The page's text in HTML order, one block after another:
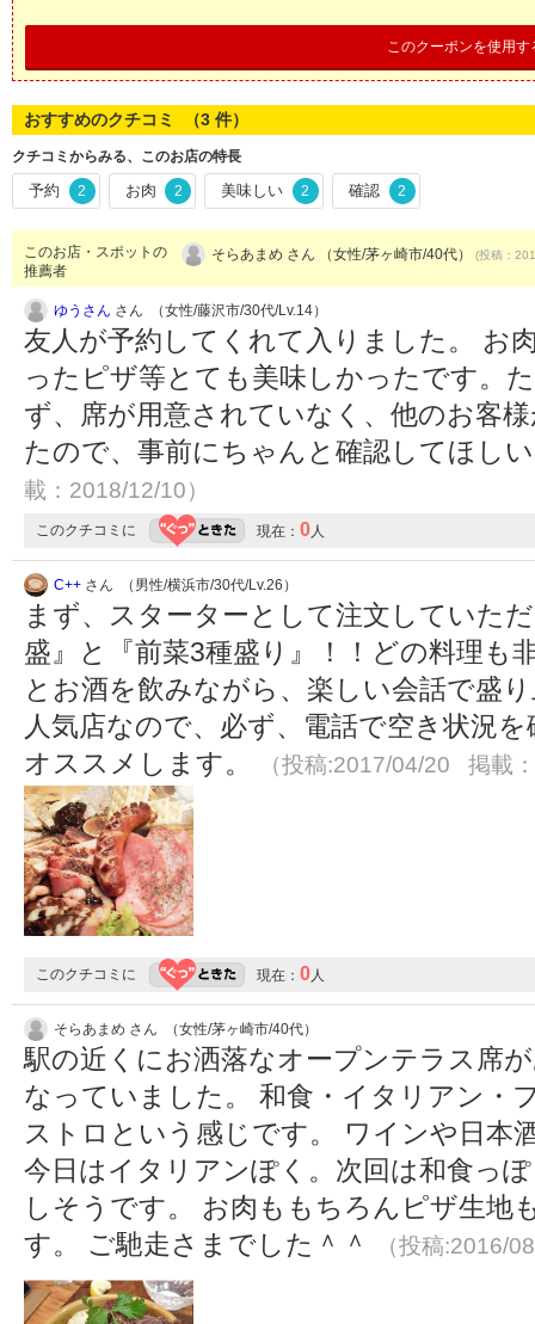
このクーポンを使用す
おすすめのクチコミ （3 件）
クチコミからみる、このお店の特長
予約 2 お肉 2 美味しい 2 確認 2
このお店・スポットの
推薦者
そらあまめ さん （女性/茅ヶ崎市/40代） (投稿：
ゆうさん さん （女性/藤沢市/30代/Lv.14）
友人が予約してくれて入りました。 お
ったピザ等とても美味しかったです。
ず、席が用意されていなく、他のお客
たので、事前にちゃんと確認してほし
載：2018/12/10）
このクチコミに 現在： 0 人
C++ さん （男性/横浜市/30代/Lv.26）
まず、スターターとして注文していた
盛』と『前菜3種盛り』！！どの料理も
とお酒を飲みながら、楽しい会話で盛
人気店なので、必ず、電話で空き状況
オススメします。
（投稿:2017/04/20 掲載
このクチコミに 現在： 0 人
そらあまめ さん （女性/茅ヶ崎市/40代）
駅の近くにお洒落なオープンテラス席
なっていました。 和食・イタリアン・
ストロという感じです。 ワインや日本
今日はイタリアンぽく。次回は和食っ
しそうです。 お肉ももちろんピザ生地
す。 ご馳走さまでした＾＾
（投稿:2016/